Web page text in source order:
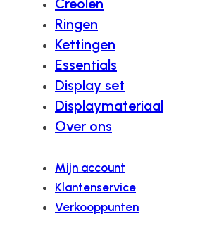
Creolen
Ringen
Kettingen
Essentials
Display set
Displaymateriaal
Over ons
Mijn account
Klantenservice
Verkooppunten